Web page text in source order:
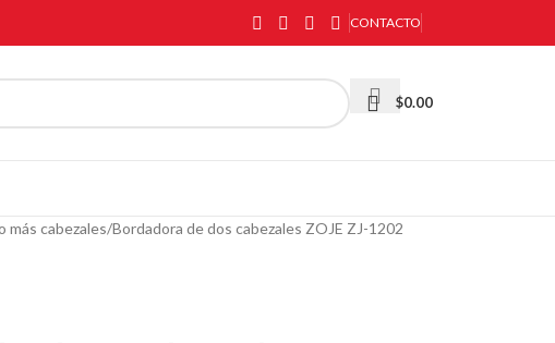
CONTACTO
$0.00
más cabezales Bordadora de dos cabezales ZOJE ZJ-1202